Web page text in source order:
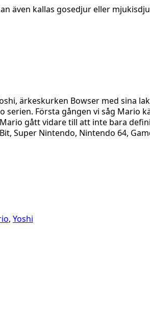
även kallas gosedjur eller
ärkeskurken Bowser med sina
Första gången vi såg Mario
gått vidare till att inte bara
Super Nintendo, Nintendo 64,
, Yoshi